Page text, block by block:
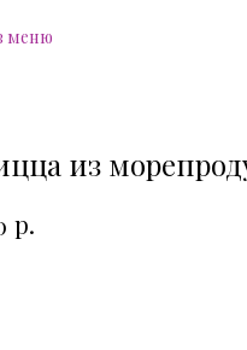
меню
из
р.